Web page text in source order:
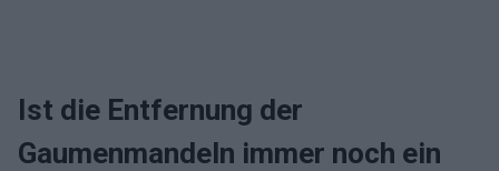
Ist die Entfernung der
Gaumenmandeln immer noch ein